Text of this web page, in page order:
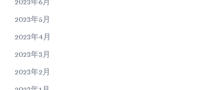
2023年5月
2023年4月
2023年3月
2023年2月